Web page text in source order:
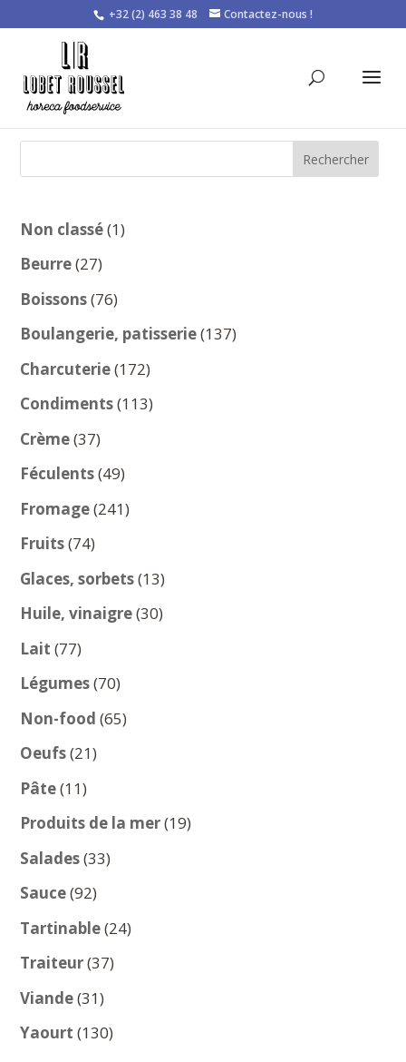
+32 (2) 463 38 48 Contactez-nous !
Rechercher
Non classé 11
Beurre 2727
produits
Boissons 7676
produits
Boulangerie, patisserie 137137
Charcuterie 172172
produits
Condiments 113113
Crème 3737
produits
Féculents 4949
produits
Fromage 241241
Fruits 7474
produits
Glaces, sorbets 1313
produits
Huile, vinaigre 3030
Lait 7777
produits
Légumes 7070
produits
Non-food 6565
Oeufs 2121
Pâte 1111
produits
Produits de la mer 1919
Salades 3333
Sauce 9292
produits
Tartinable 2424
Traiteur 3737
Viande 3131
produits
Yaourt 130130